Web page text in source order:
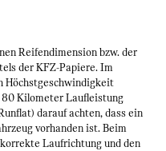
Reifendimension bzw. der
der KFZ-Papiere. Im
Höchstgeschwindigkeit
80 Kilometer Laufleistung
darauf achten, dass ein
vorhanden ist. Beim
Laufrichtung und den